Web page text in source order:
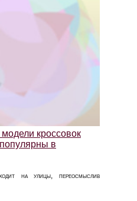
кроссовок
в
на улицы, переосмыслив